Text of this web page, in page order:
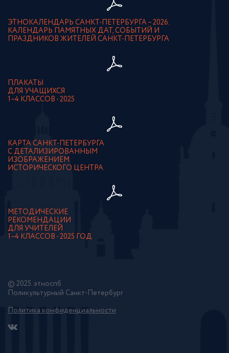
ЭТНОКАЛЕНДАРЬ САНКТ-ПЕТЕРБУРГА – 2026.
КАЛЕНДАРЬ ПАМЯТНЫХ ДАТ, СОБЫТИЙ И
ПРАЗДНИКОВ ЖИТЕЛЕЙ САНКТ-ПЕТЕРБУРГА
ПЛАКАТЫ
ДЛЯ УЧАЩИХСЯ
1–4 КЛАССОВ - 2025
КАРТА САНКТ-ПЕТЕРБУРГА
С ДЕТАЛИЗИРОВАННЫМ
ИЗОБРАЖЕНИЕМ
ИСТОРИЧЕСКОГО ЦЕНТРА
МЕТОДИЧЕСКИЕ
РЕКОМЕНДАЦИИ
ДЛЯ УЧИТЕЛЕЙ
1–4 КЛАССОВ - 2025 ГОД
© 2025. этноспб
Поликультурный Санкт-Петербург
Политика конфиденциальности